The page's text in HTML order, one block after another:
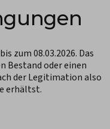
zum 08.03.2026. Das
Bestand oder einen
der Legitimation also
erhältst.